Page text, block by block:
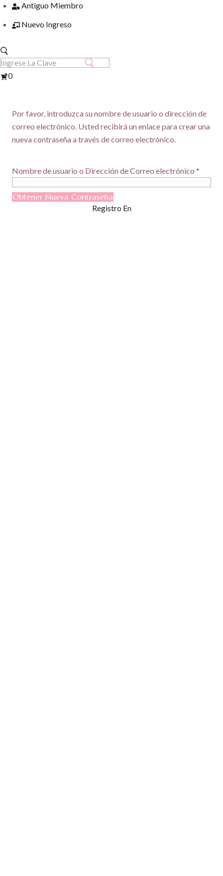
Antiguo Miembro
Nuevo Ingreso
Ver
0
Por favor, introduzca su nombre de usuario o dirección de
correo electrónico. Usted recibirá un enlace para crear una
nueva contraseña a través de correo electrónico.
Nombre de usuario o Dirección de Correo electrónico *
Registro En